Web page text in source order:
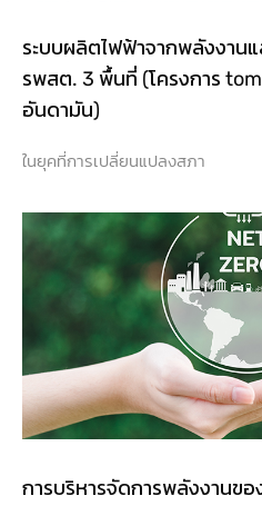
ระบบผลิตไฟฟ้าจากพลังงาน
รพสต. 3 พื้นที่ (โครงการ
อันดามัน)
ในยุคที่การเปลี่ยนแปลงสภา
การบริหารจัดการพลังงานข